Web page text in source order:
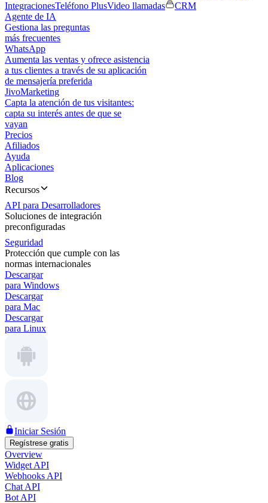
IntegracionesTeléfono PlusVideo llamadas
CRM
Agente de IA
Gestiona las preguntas
más frecuentes
WhatsApp
Aumenta las ventas y ofrece asistencia
a tus clientes a través de su aplicación
de mensajería preferida
JivoMarketing
Capta la atención de tus visitantes:
capta su interés antes de que se
vayan
Precios
Afiliados
Ayuda
Aplicaciones
Blog
Recursos
API para Desarrolladores
Soluciones de integración
preconfiguradas
Seguridad
Protección que cumple con las
normas internacionales
Descargar
para Windows
Descargar
para Mac
Descargar
para Linux
Iniciar Sesión
Regístrese gratis
Overview
Widget API
Webhooks API
Chat API
Bot API